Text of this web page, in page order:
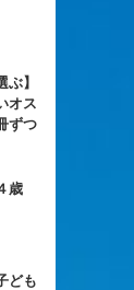
】
オス
ずつ
歳
ども